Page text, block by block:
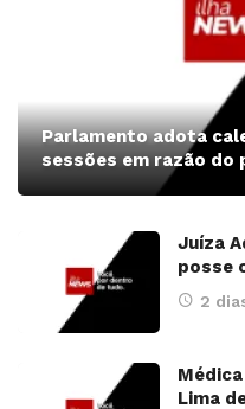
Parlamento adota
sessões em razão
Juíza
posse
2
Lima